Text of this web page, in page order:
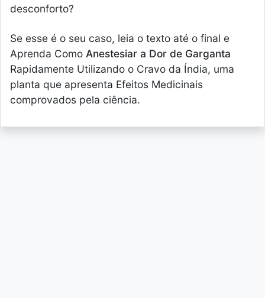
desconforto?
Se esse é o seu caso, leia o texto até o final e
Aprenda Como Anestesiar a Dor de Garganta
Rapidamente Utilizando o Cravo da Índia, uma
planta que apresenta Efeitos Medicinais
comprovados pela ciência.